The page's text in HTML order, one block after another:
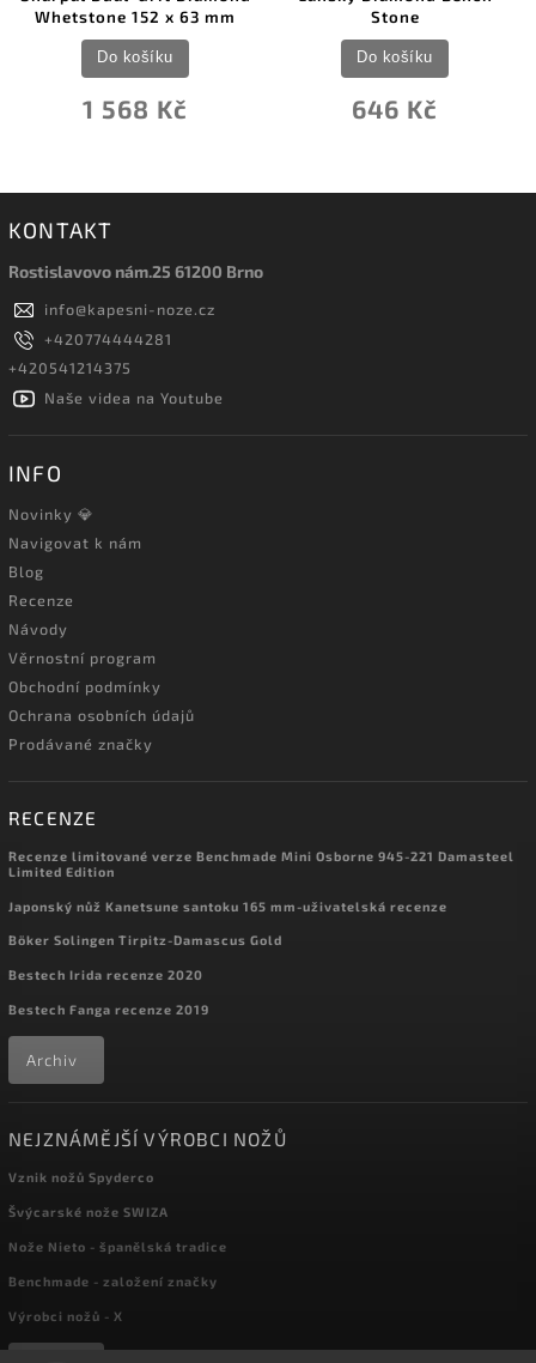
Whetstone 152 x 63 mm
1 568 Kč
Do košíku
Stone
646 Kč
Do košíku
KONTAKT
Rostislavovo nám.25 61200 Brno
info@kapesni-noze.cz
+420774444281
+420541214375
Naše videa na Youtube
INFO
Novinky 💎
Navigovat k nám
Blog
Recenze
Návody
Věrnostní program
Obchodní podmínky
Ochrana osobních údajů
Prodávané značky
RECENZE
Recenze limitované verze Benchmade Mini Osborne 945-221 Damasteel
Limited Edition
Japonský nůž Kanetsune santoku 165 mm-uživatelská recenze
Böker Solingen Tirpitz-Damascus Gold
Bestech Irida recenze 2020
Bestech Fanga recenze 2019
Archiv
NEJZNÁMĚJŠÍ VÝROBCI NOŽŮ
Vznik nožů Spyderco
Švýcarské nože SWIZA
Nože Nieto - španělská tradice
Benchmade - založení značky
Výrobci nožů - X